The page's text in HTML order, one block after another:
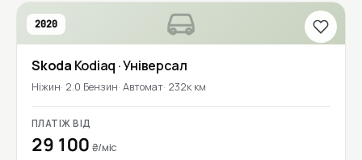
2020
Skoda Kodiaq · Універсал
Ніжин 2.0 Бензин Автомат 232к км
ПЛАТІЖ ВІД
29 100 ₴/міс